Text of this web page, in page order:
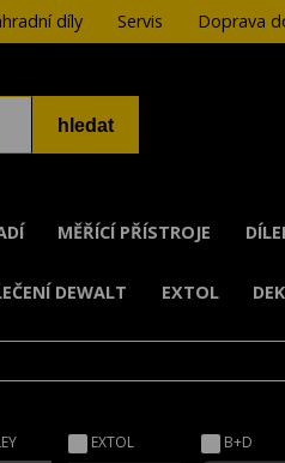
díly Servis Doprava
MĚŘÍCÍ PŘÍSTROJE
DEWALT EXTOL DEK
EXTOL B+D